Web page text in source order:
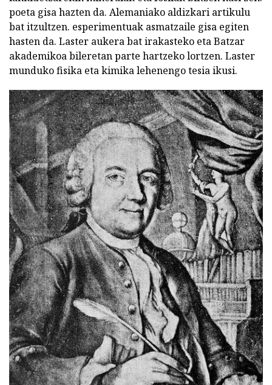
poeta gisa hazten da. Alemaniako aldizkari artikulu
bat itzultzen. esperimentuak asmatzaile gisa egiten
hasten da. Laster aukera bat irakasteko eta Batzar
akademikoa bileretan parte hartzeko lortzen. Laster
munduko fisika eta kimika lehenengo tesia ikusi.